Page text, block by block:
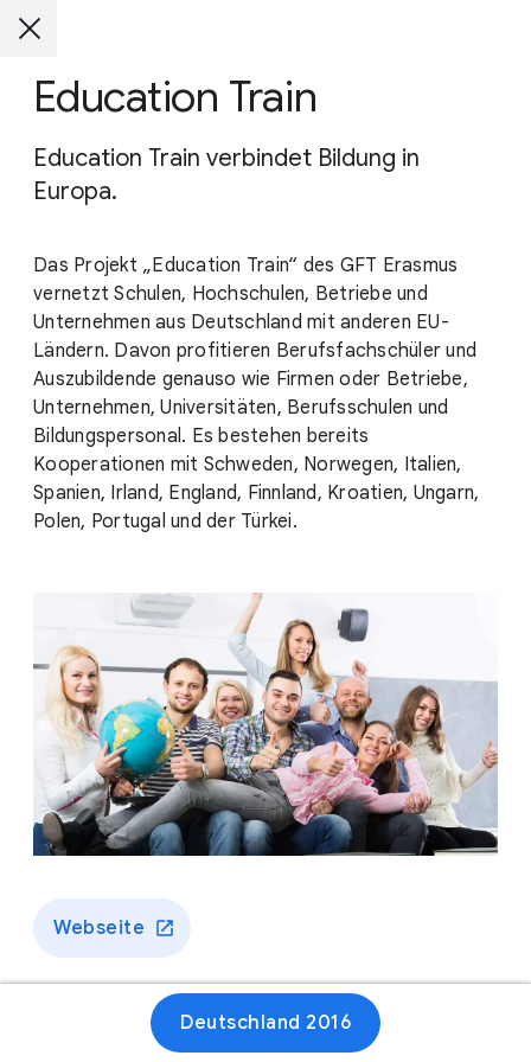
Education Train
Education Train verbindet Bildung in
Europa.
Das Projekt „Education Train“ des GFT Erasmus
vernetzt Schulen, Hochschulen, Betriebe und
Unternehmen aus Deutschland mit anderen EU-
Ländern. Davon profitieren Berufsfachschüler und
Auszubildende genauso wie Firmen oder Betriebe,
Unternehmen, Universitäten, Berufsschulen und
Bildungspersonal. Es bestehen bereits
Kooperationen mit Schweden, Norwegen, Italien,
Spanien, Irland, England, Finnland, Kroatien, Ungarn,
Polen, Portugal und der Türkei.
Webseite
Deutschland 2016